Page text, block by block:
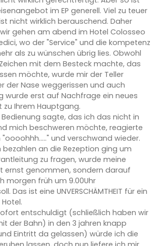
im EP generell. Viel zu teuer
nicht wirklich berauschend. Daher
gehen am abend im Hotel Colosseo
wo der "Service" und die kompetenz
als zu wünschen übrig lies. Obwohl
mit dem Besteck machte, das
möchte, wurde mir der Teller
der Nase weggerissen und auch
wurde erst auf Nachfrage ein neues
Ihrem Hauptgang.
sagte, das ich das nicht in
mich beschweren möchte, reagierte
und verschwand wieder.
an die Rezeption ging um
zu fragen, wurde meine
ernst genommen, sondern darauf
morgen früh um 9.00Uhr
Das ist eine UNVERSCHÄMTHEIT für ein
entschuldigt (schließlich haben wir
der Bahn) in den 3 jahren knapp
Eintritt da gelassen) würde ich die